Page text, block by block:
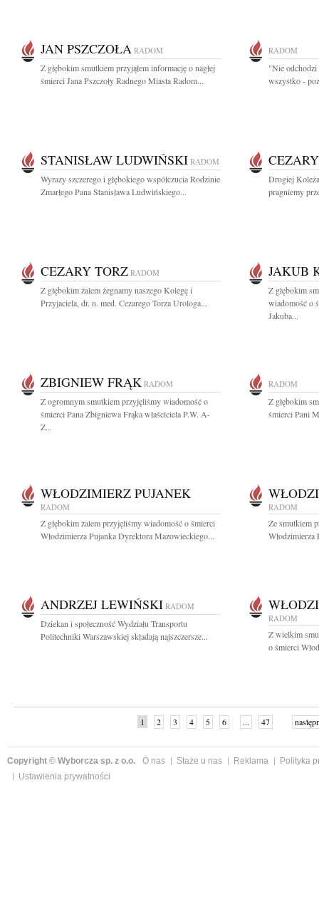
JAN PSZCZOŁA RADOM
Z głębokim smutkiem przyjąłem informację o nagłej
śmierci Jana Pszczoły Radnego Miasta Radom...
RADOM
"Nie odchodzi
wszystko -
STANISŁAW LUDWIŃSKI RADOM
Wyrazy szczerego i głębokiego współczucia Rodzinie
Zmarłego Pana Stanisława Ludwińskiego...
Drogiej
pragniemy
CEZARY TORZ RADOM
Z głębokim żalem żegnamy naszego Kole­gę i
Przyjaciela, dr. n. med. Cezarego Torza Urologa...
JAKUB
Z głębokim
wiadomość o
Jakuba...
ZBIGNIEW FRĄK RADOM
Z ogromnym smutkiem przyjęliśmy wiadomość o
śmierci Pana Zbigniewa Frąka właściciela P.W. A-
Z...
RADOM
Z głębokim
śmierci Pani
WŁODZIMIERZ PUJANEK
RADOM
Z głębokim żalem przyjęliśmy wiadomość o śmierci
Włodzimierza Pujanka Dyrektora Mazowieckiego...
RADOM
Ze smutkiem
ANDRZEJ LEWIŃSKI RADOM
Dziekan i społeczność Wydziału Transportu
Politechniki Warszawskiej składają najszczersze...
RADOM
Z wielkim
o śmierci
1 2 3 4 5 6 ... 47
Copyright © Wyborcza sp. z o.o. O nas Staże u nas Reklama
Polityka
Ustawienia prywatności